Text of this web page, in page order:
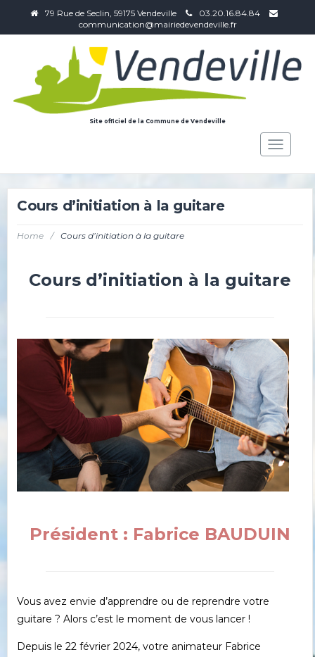
79 Rue de Seclin, 59175 Vendeville
03.20.16.84.84
communication@mairiedevendeville.fr
Site officiel de la Commune de Vendeville
Toggle
Cours d’initiation à la guitare
Home / Cours d’initiation à la guitare
Cours d’initiation à la guitare
Président : Fabrice BAUDUIN
Vous avez envie d’apprendre ou de reprendre votre
guitare ? Alors c’est le moment de vous lancer !
Depuis le 22 février 2024, votre animateur Fabrice